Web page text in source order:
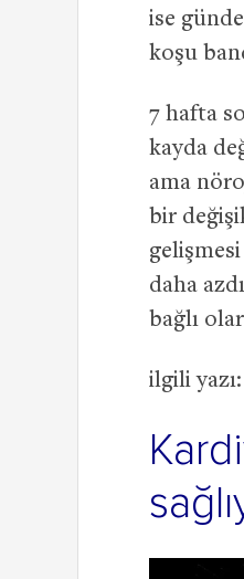
ise
koşu
7 hafta
kayda
ama
bir
daha
bağlı
ilgili yazı: